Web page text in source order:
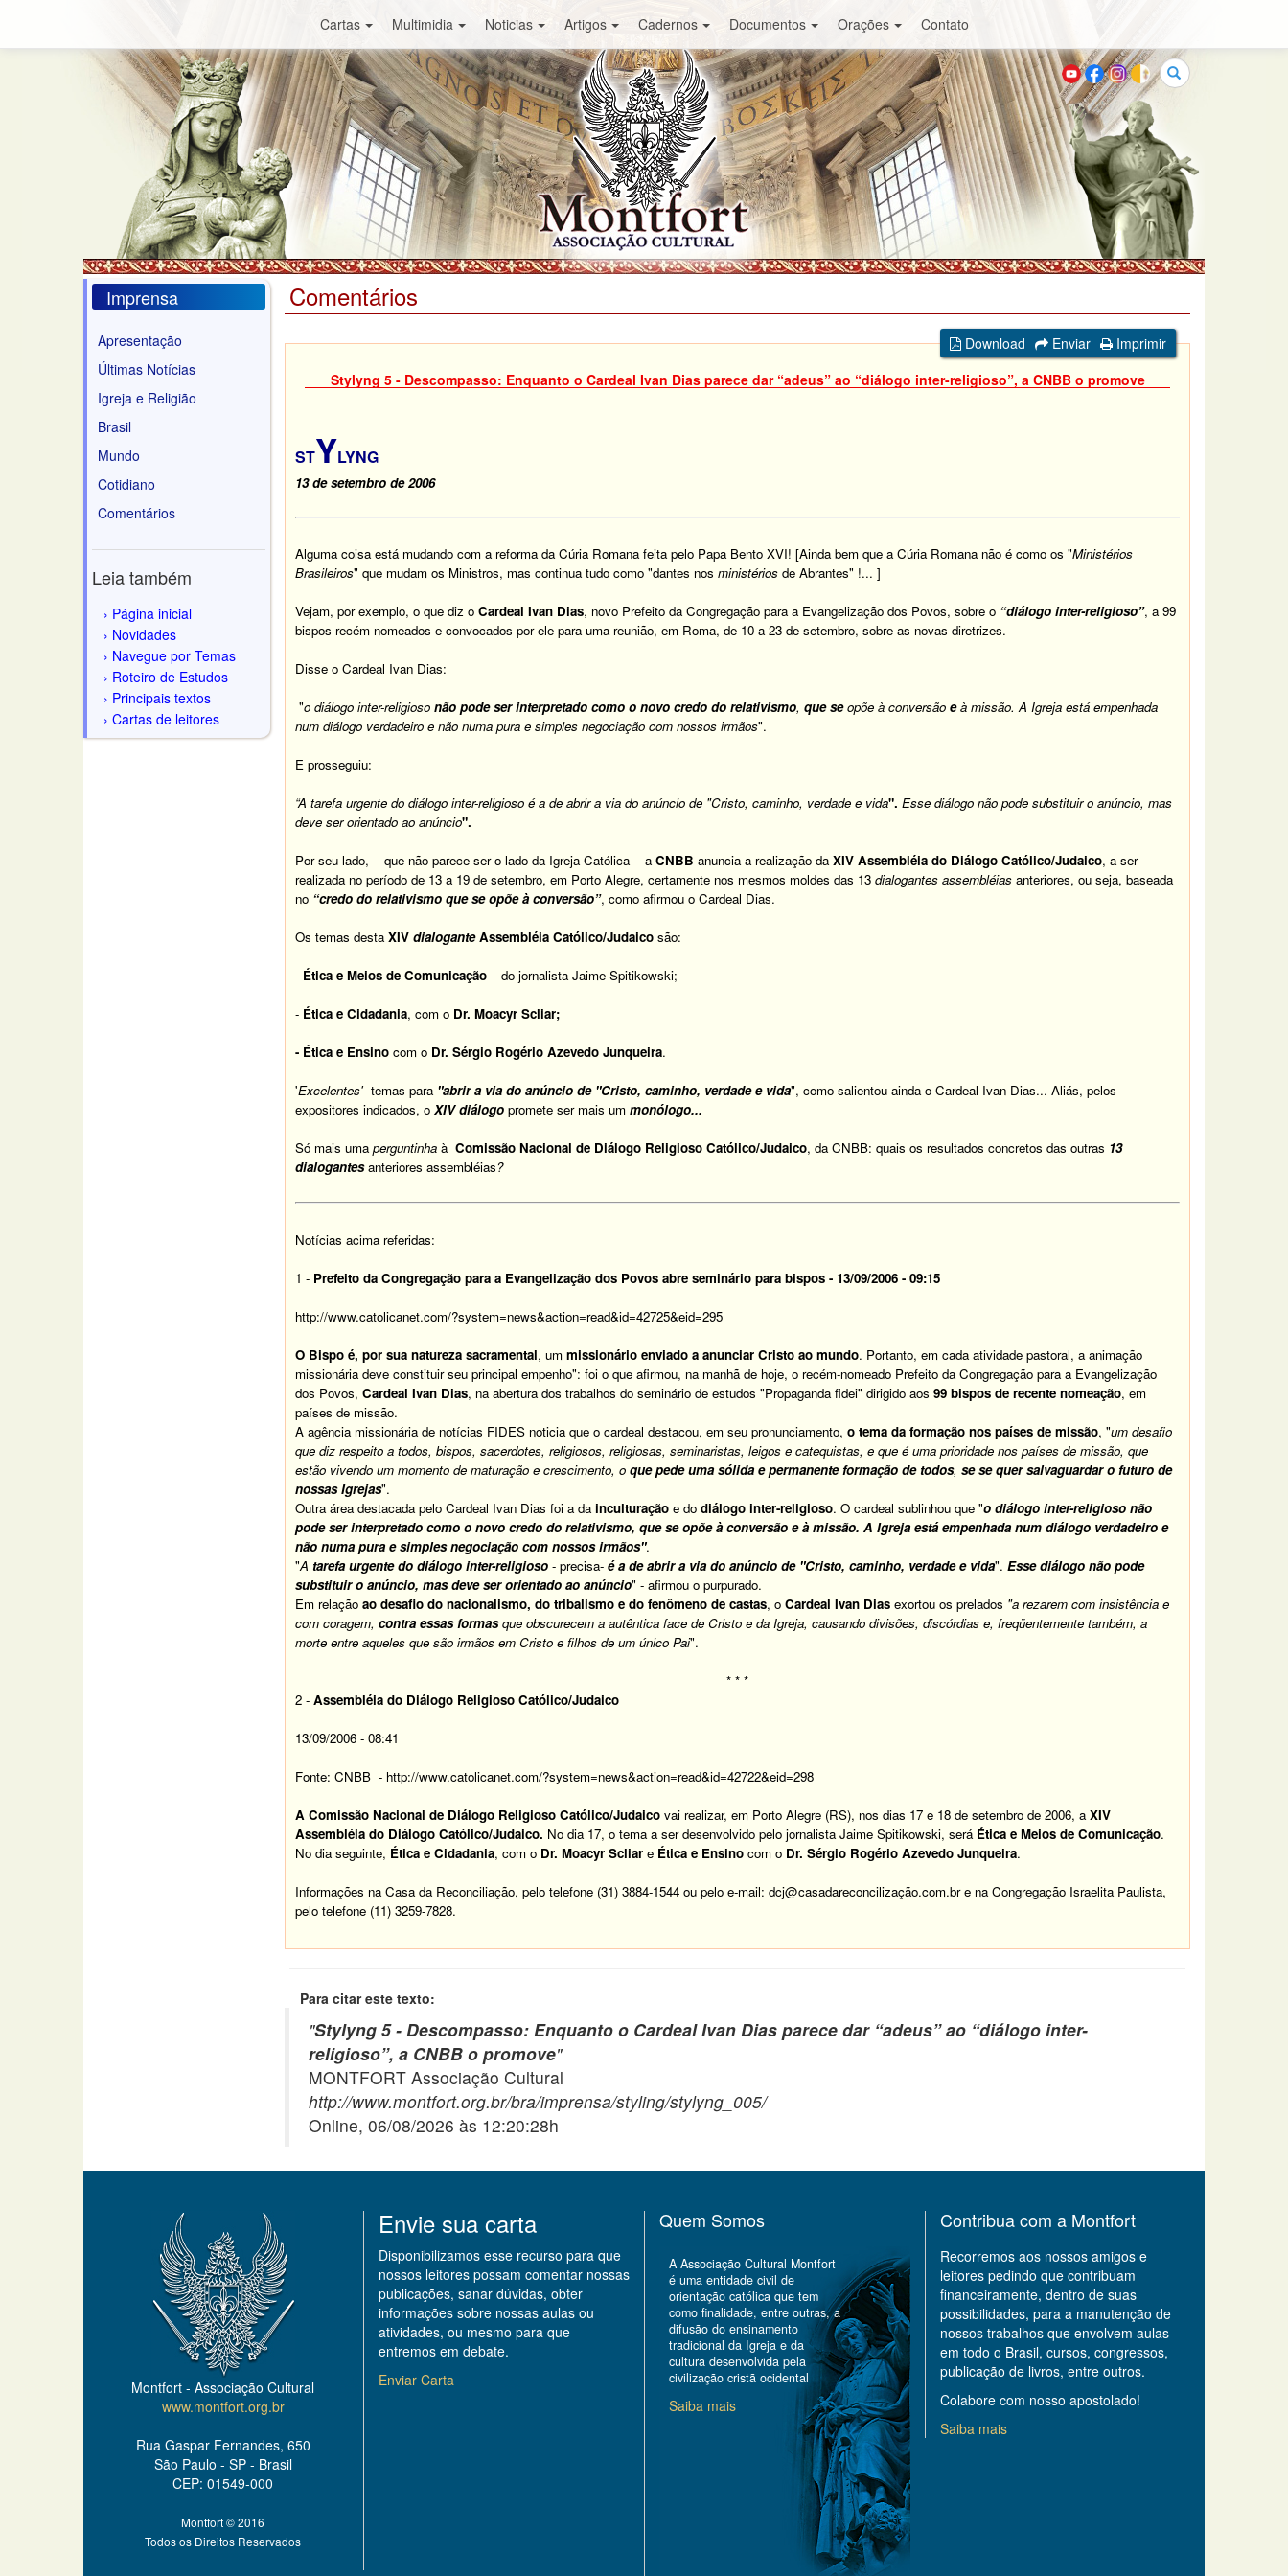
Cartas Multimidia Noticias Artigos Cadernos Documentos Orações Contato
Buscar
Imprensa
Apresentação
Últimas Notícias
Igreja e Religião
Brasil
Mundo
Cotidiano
Comentários
Leia também
Página inicial
Novidades
Navegue por Temas
Roteiro de Estudos
Principais textos
Cartas de leitores
Comentários
Download Enviar
Imprimir
Stylyng 5 - Descompasso: Enquanto o Cardeal Ivan Dias parece dar “adeus” ao “diálogo inter-religioso”, a CNBB o promove
STYLYNG
13 de setembro de 2006
Alguma coisa está mudando com a reforma da Cúria Romana feita pelo Papa Bento XVI! [Ainda bem que a Cúria Romana não é como os "Ministérios
Brasileiros" que mudam os Ministros, mas continua tudo como "dantes nos ministérios de Abrantes" !... ]
Vejam, por exemplo, o que diz o Cardeal Ivan Dias, novo Prefeito da Congregação para a Evangelização dos Povos, sobre o “diálogo inter-religioso”, a 99
bispos recém nomeados e convocados por ele para uma reunião, em Roma, de 10 a 23 de setembro, sobre as novas diretrizes.
Disse o Cardeal Ivan Dias:
"o diálogo inter-religioso não pode ser interpretado como o novo credo do relativismo, que seopõe à conversão eà missão. A Igreja está empenhada
num diálogo verdadeiro e não numa pura e simples negociação com nossos irmãos".
E prosseguiu:
“A tarefa urgente do diálogo inter-religioso é a de abrir a via do anúncio de "Cristo, caminho, verdade e vida". Esse diálogo não pode substituir o anúncio, mas
deve ser orientado ao anúncio".
Por seu lado, -- que não parece ser o lado da Igreja Católica -- aCNBB anuncia a realização daXIV Assembléia do Diálogo Católico/Judaico, a ser
realizada no período de 13 a 19 de setembro, em Porto Alegre, certamente nos mesmos moldes das 13 dialogantes assembléias anteriores, ou seja, baseada
no “credo do relativismo que se opõe à conversão”, como afirmou o Cardeal Dias.
Os temas destaXIV dialoganteAssembléia Católico/Judaico são:
- Ética e Meios de Comunicação – do jornalista Jaime Spitikowski;
- Ética e Cidadania, com o Dr. Moacyr Scliar;
- Ética e Ensino com o Dr. Sérgio Rogério Azevedo Junqueira.
'Excelentes' temas para "abrir a via do anúncio de "Cristo, caminho, verdade e vida", como salientou ainda o Cardeal Ivan Dias... Aliás, pelos
expositores indicados, o XIV diálogo promete ser mais um monólogo...
Só mais umaperguntinha à Comissão Nacional de Diálogo Religioso Católico/Judaico, da CNBB: quais os resultados concretos das outras 13
dialogantesanteriores assembléias?
Notícias acima referidas:
1 - Prefeito da Congregação para a Evangelização dos Povos abre seminário para bispos - 13/09/2006 - 09:15
http://www.catolicanet.com/?system=news&action=read&id=42725&eid=295
O Bispo é, por sua natureza sacramental, um missionário enviado a anunciar Cristo ao mundo. Portanto, em cada atividade pastoral, a animação
missionária deve constituir seu principal empenho": foi o que afirmou, na manhã de hoje, o recém-nomeado Prefeito da Congregação para a Evangelização
dos Povos, Cardeal Ivan Dias, na abertura dos trabalhos do seminário de estudos "Propaganda fidei" dirigido aos 99 bispos de recente nomeação, em
países de missão.
A agência missionária de notícias FIDES noticia que o cardeal destacou, em seu pronunciamento, o tema da formação nos países de missão, "um desafio
que diz respeito a todos, bispos, sacerdotes, religiosos, religiosas, seminaristas, leigos e catequistas, e que é uma prioridade nos países de missão, que
estão vivendo um momento de maturação e crescimento, o que pede uma sólida e permanente formação de todos, se se quer salvaguardar o futuro de
nossas Igrejas".
Outra área destacada pelo Cardeal Ivan Dias foi a da inculturação e do diálogo inter-religioso. O cardeal sublinhou que "o diálogo inter-religioso não
pode ser interpretado como o novo credo do relativismo, que se opõe à conversão e à missão. A Igreja está empenhada num diálogo verdadeiro e
não numa pura e simples negociação com nossos irmãos".
"A tarefa urgente do diálogo inter-religioso - precisa- é a de abrir a via do anúncio de "Cristo, caminho, verdade e vida". Esse diálogo não pode
substituir o anúncio, mas deve ser orientado ao anúncio" - afirmou o purpurado.
Em relação ao desafio do nacionalismo, do tribalismo e do fenômeno de castas, o Cardeal Ivan Dias exortou os prelados "a rezarem com insistência e
com coragem, contra essas formasque obscurecem a autêntica face de Cristo e da Igreja, causando divisões, discórdias e, freqüentemente também, a
morte entre aqueles que são irmãos em Cristo e filhos de um único Pai".
* * *
2 - Assembléia do Diálogo Religioso Católico/Judaico
13/09/2006 - 08:41
Fonte: CNBB - http://www.catolicanet.com/?system=news&action=read&id=42722&eid=298
A Comissão Nacional de Diálogo Religioso Católico/Judaico vai realizar, em Porto Alegre (RS), nos dias 17 e 18 de setembro de 2006, a XIV
Assembléia do Diálogo Católico/Judaico. No dia 17, o tema a ser desenvolvido pelo jornalista Jaime Spitikowski, será Ética e Meios de Comunicação.
No dia seguinte, Ética e Cidadania, com o Dr. Moacyr Scliar e Ética e Ensino com o Dr. Sérgio Rogério Azevedo Junqueira.
Informações na Casa da Reconciliação, pelo telefone (31) 3884-1544 ou pelo e-mail: dcj@casadareconcilização.com.bre na Congregação Israelita Paulista,
pelo telefone (11) 3259-7828.
Para citar este texto:
"Stylyng 5 - Descompasso: Enquanto o Cardeal Ivan Dias parece dar “adeus” ao “diálogo inter-
religioso”, a CNBB o promove"
MONTFORT Associação Cultural
http://www.montfort.org.br/bra/imprensa/styling/stylyng_005/
Online, 06/08/2026 às 12:20:28h
Montfort - Associação Cultural
www.montfort.org.br
Rua Gaspar Fernandes, 650
São Paulo - SP - Brasil
CEP: 01549-000
Montfort © 2016
Todos os Direitos Reservados
Envie sua carta
Disponibilizamos esse recurso para que
nossos leitores possam comentar nossas
publicações, sanar dúvidas, obter
informações sobre nossas aulas ou
atividades, ou mesmo para que
entremos em debate.
Enviar Carta
Quem Somos
A Associação Cultural Montfort
é uma entidade civil de
orientação católica que tem
como finalidade, entre outras, a
difusão do ensinamento
tradicional da Igreja e da
cultura desenvolvida pela
civilização cristã ocidental
Saiba mais
Contribua com a Montfort
Recorremos aos nossos amigos e
leitores pedindo que contribuam
financeiramente, dentro de suas
possibilidades, para a manutenção de
nossos trabalhos que envolvem aulas
em todo o Brasil, cursos, congressos,
publicação de livros, entre outros.
Colabore com nosso apostolado!
Saiba mais